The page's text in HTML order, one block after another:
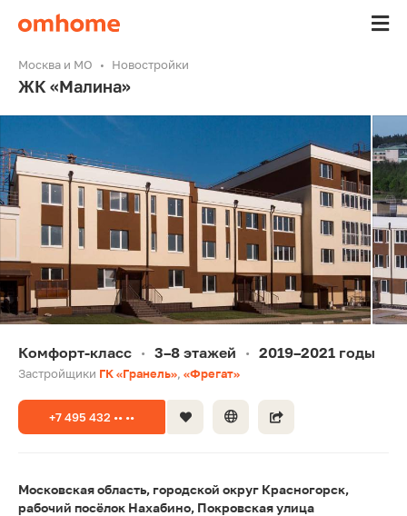
Москва и МО Новостройки
ЖК «Малина»
Комфорт-класс • 3–8 этажей • 2019–2021 годы
Застройщики ГК «Гранель», «Фрегат»
+7 495 432 •• ••
Московская область, городской округ Красногорск,
рабочий посёлок Нахабино, Покровская улица